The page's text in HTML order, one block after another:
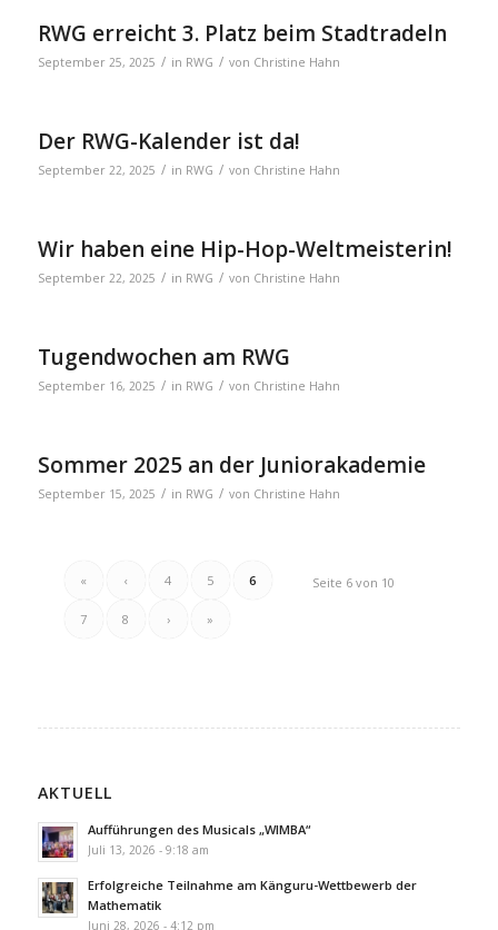
RWG erreicht 3. Platz beim Stadtradeln
September 25, 2025 / in RWG / von Christine Hahn
Der RWG-Kalender ist da!
September 22, 2025 / in RWG / von Christine Hahn
Wir haben eine Hip-Hop-Weltmeisterin!
September 22, 2025 / in RWG / von Christine Hahn
Tugendwochen am RWG
September 16, 2025 / in RWG / von Christine Hahn
Sommer 2025 an der Juniorakademie
September 15, 2025 / in RWG / von Christine Hahn
Seite 6 von 10
« ‹ 4 5 6
7 8 › »
AKTUELL
Aufführungen des Musicals „WIMBA“
Juli 13, 2026 - 9:18 am
Erfolgreiche Teilnahme am Känguru-Wettbewerb der
Mathematik
Juni 28, 2026 - 4:12 pm